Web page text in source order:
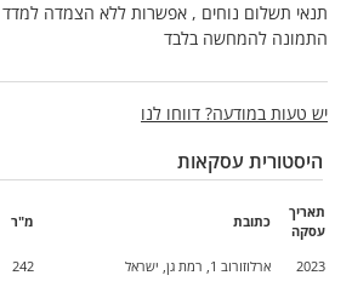
תנאי תשלום נוחים , אפשרות ללא הצמדה למדד
התמונה להמחשה בלבד
יש טעות במודעה? דווחו לנו
היסטורית עסקאות
תאריך
עסקה
כתובת מ"ר
2023
ארלוזורוב 1, רמת גן, ישראל 242